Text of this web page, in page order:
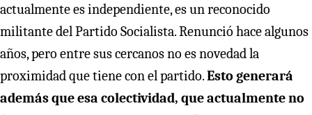
actualmente es independiente, es un reconocido
militante del Partido Socialista. Renunció hace algunos
años, pero entre sus cercanos no es novedad la
proximidad que tiene con el partido.Esto generará
además que esa colectividad, que actualmente no